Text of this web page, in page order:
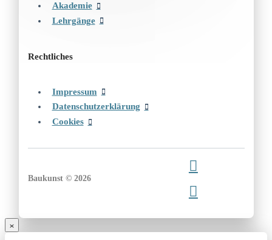
Akademie
Lehrgänge
Rechtliches
Impressum
Datenschutzerklärung
Cookies
Baukunst © 2026